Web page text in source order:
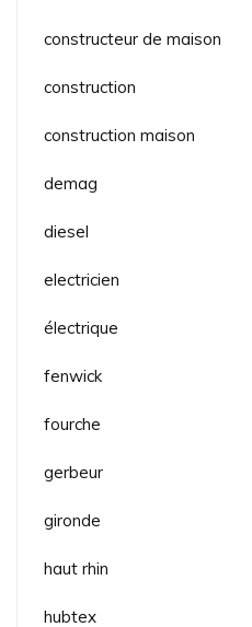
constructeur de maison
construction
construction maison
demag
diesel
electricien
électrique
fenwick
fourche
gerbeur
gironde
haut rhin
hubtex